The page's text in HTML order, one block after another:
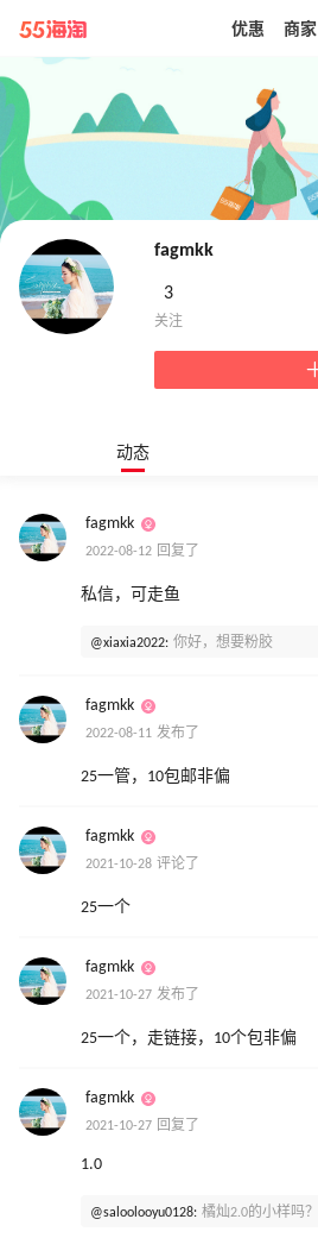
带你去官网买正品
优惠 商家
fagmkk
3
动态
fagmkk
2022-08-12 回复了
私信，可走鱼
@xiaxia2022: 你好，想要粉胶
fagmkk
2022-08-11 发布了
25一管，10包邮非偏
fagmkk
2021-10-28 评论了
25一个
fagmkk
2021-10-27 发布了
25一个，走链接，10个包非偏
fagmkk
2021-10-27 回复了
1.0
@saloolooyu0128: 橘灿2.0的小样吗？